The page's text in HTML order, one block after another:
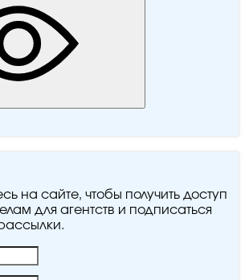
на сайте, чтобы получить доступ
для агентств и подписаться